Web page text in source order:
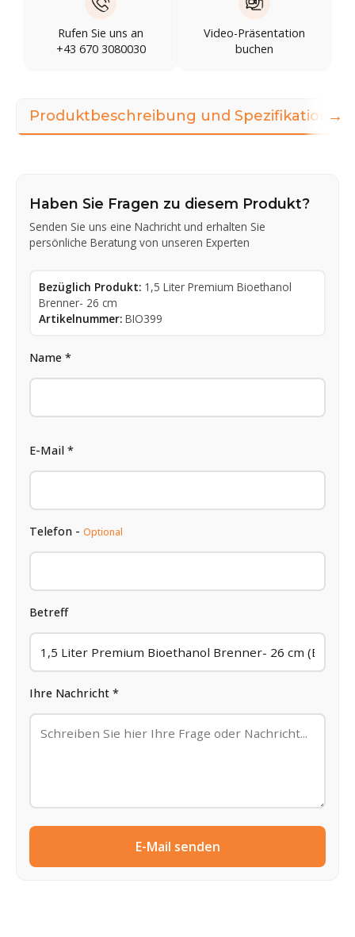
Rufen Sie uns an
+43 670 3080030
Video-Präsentation
buchen
Produktbeschreibung und Spezifikationen
Haben Sie Fragen zu diesem Produkt?
Senden Sie uns eine Nachricht und erhalten Sie
persönliche Beratung von unseren Experten
Bezüglich Produkt: 1,5 Liter Premium Bioethanol
Brenner- 26 cm
Artikelnummer: BIO399
Name *
E-Mail *
Telefon - Optional
Betreff
Ihre Nachricht *
E-Mail senden
→